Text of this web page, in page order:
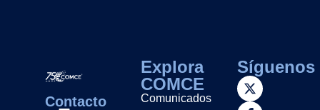
Contacto
Explora
COMCE
Comunicados
Síguenos